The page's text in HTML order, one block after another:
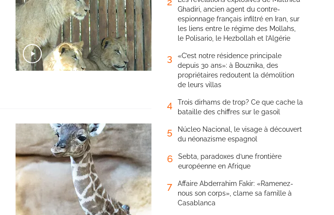
Ghadiri, ancien agent du contre-
espionnage français infiltré en Iran, sur
les liens entre le régime des Mollahs,
le Polisario, le Hezbollah et l’Algérie
3
«C’est notre résidence principale
depuis 30 ans»: à Bouznika, des
propriétaires redoutent la démolition
de leurs villas
4
Trois dirhams de trop? Ce que cache la
bataille des chiffres sur le gasoil
5
Núcleo Nacional, le visage à découvert
du néonazisme espagnol
6
Sebta, paradoxes d’une frontière
européenne en Afrique
7
Affaire Abderrahim Fakir: «Ramenez-
nous son corps», clame sa famille à
Casablanca